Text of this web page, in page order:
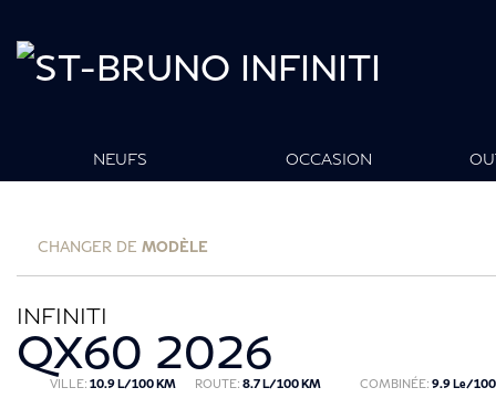
NEUFS OCCASION
CHANGER DE MODÈLE
INFINITI
QX60 2026
VILLE: 10.9 L/100 KM ROUTE: 8.7 L/100 KM COMBINÉE: 9.9 Le/